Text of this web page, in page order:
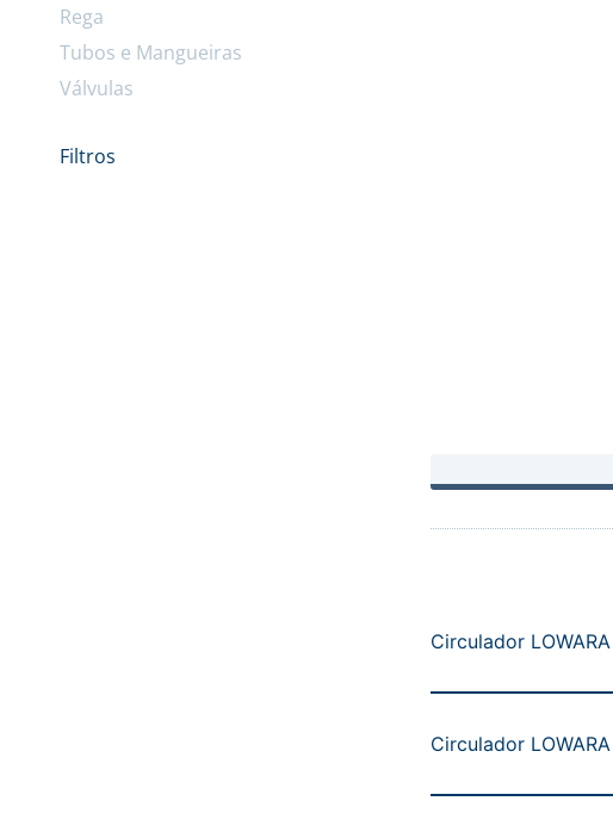
Rega
Tubos e Mangueiras
Válvulas
Filtros
Circulador
Circulador